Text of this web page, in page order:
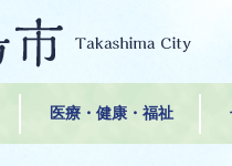
医療・健康・福祉